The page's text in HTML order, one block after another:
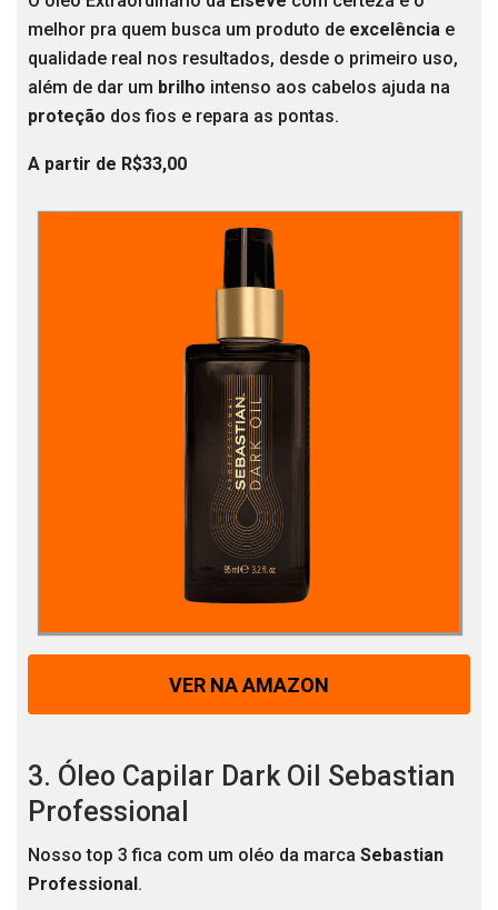
melhor pra quem busca um produto de excelência e
qualidade real nos resultados, desde o primeiro uso,
além de dar um brilho intenso aos cabelos ajuda na
proteção dos fios e repara as pontas.
A partir de R$33,00
VER NA AMAZON
3. Óleo Capilar Dark Oil Sebastian
Professional
Nosso top 3 fica com um oléo da marca Sebastian
Professional .